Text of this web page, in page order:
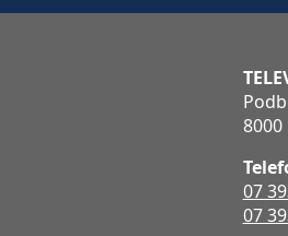
07
07